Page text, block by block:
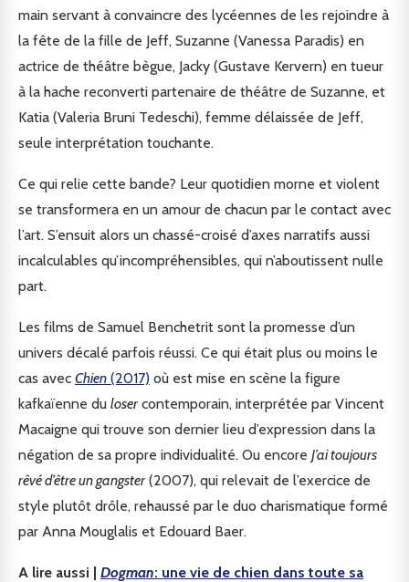
main servant à convaincre des lycéennes de les rejoindre à
la fête de la fille de Jeff, Suzanne (Vanessa Paradis) en
actrice de théâtre bègue, Jacky (Gustave Kervern) en tueur
à la hache reconverti partenaire de théâtre de Suzanne, et
Katia (Valeria Bruni Tedeschi), femme délaissée de Jeff,
seule interprétation touchante.
Ce qui relie cette bande? Leur quotidien morne et violent
se transformera en un amour de chacun par le contact avec
l’art. S’ensuit alors un chassé-croisé d’axes narratifs aussi
incalculables qu’incompréhensibles, qui n’aboutissent nulle
part.
Les films de Samuel Benchetrit sont la promesse d’un
univers décalé parfois réussi. Ce qui était plus ou moins le
cas avec Chien (2017) où est mise en scène la figure
kafkaïenne du losercontemporain, interprétée par Vincent
Macaigne qui trouve son dernier lieu d’expression dans la
négation de sa propre individualité. Ou encore J’ai toujours
rêvé d’être un gangster(2007), qui relevait de l’exercice de
style plutôt drôle, rehaussé par le duo charismatique formé
par Anna Mouglalis et Edouard Baer.
A lire aussi | Dogman: une vie de chien dans toute sa